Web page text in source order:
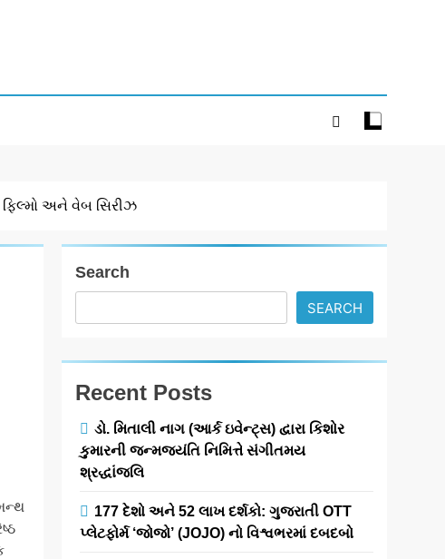
અને વેબ સિરીઝ
Search
SEARCH
Recent Posts
ડો. મિતાલી નાગ (આર્ક ઇવેન્ટ્સ) દ્વારા કિશોર
કુમારની જન્મજયંતિ નિમિત્તે સંગીતમય
શ્રદ્ધાંજલિ
177 દેશો અને 52 લાખ દર્શકો: ગુજરાતી OTT
પ્લેટફોર્મ ‘જોજો’ (JOJO) નો વિશ્વભરમાં દબદબો